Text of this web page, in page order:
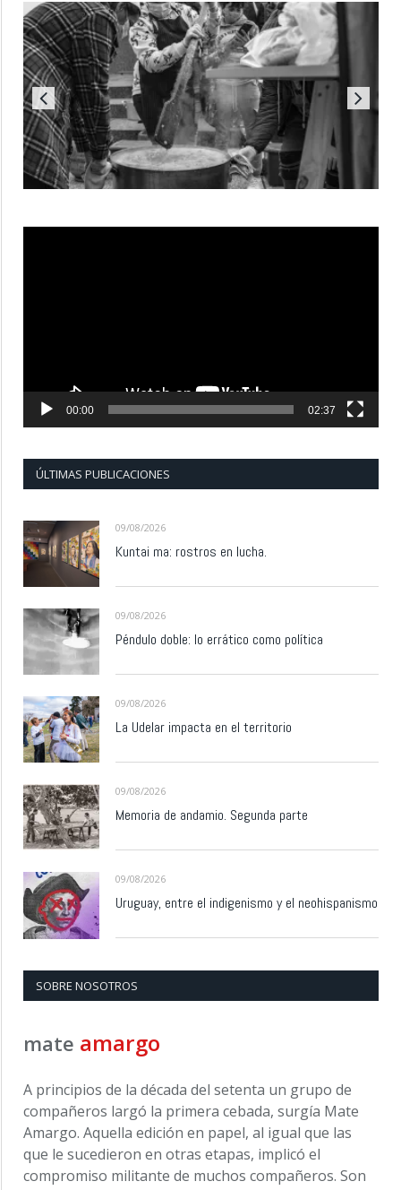
00:00 02:37
ÚLTIMAS PUBLICACIONES
09/08/2026
Kuntai ma: rostros en lucha.
09/08/2026
Péndulo doble: lo errático como política
09/08/2026
La Udelar impacta en el territorio
09/08/2026
Memoria de andamio. Segunda parte
09/08/2026
Uruguay, entre el indigenismo y el neohispanismo
SOBRE NOSOTROS
mate amargo
A principios de la década del setenta un grupo de
compañeros largó la primera cebada, surgía Mate
Amargo. Aquella edición en papel, al igual que las
que le sucedieron en otras etapas, implicó el
compromiso militante de muchos compañeros. Son